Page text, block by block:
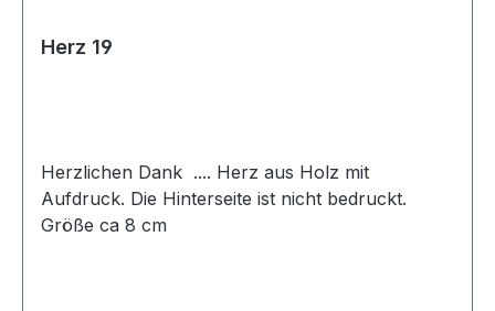
Herz 19
Herzlichen Dank .... Herz aus Holz mit
Aufdruck. Die Hinterseite ist nicht bedruckt.
Größe ca 8 cm